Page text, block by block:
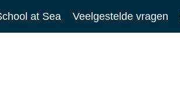
at Sea Veelgestelde vragen